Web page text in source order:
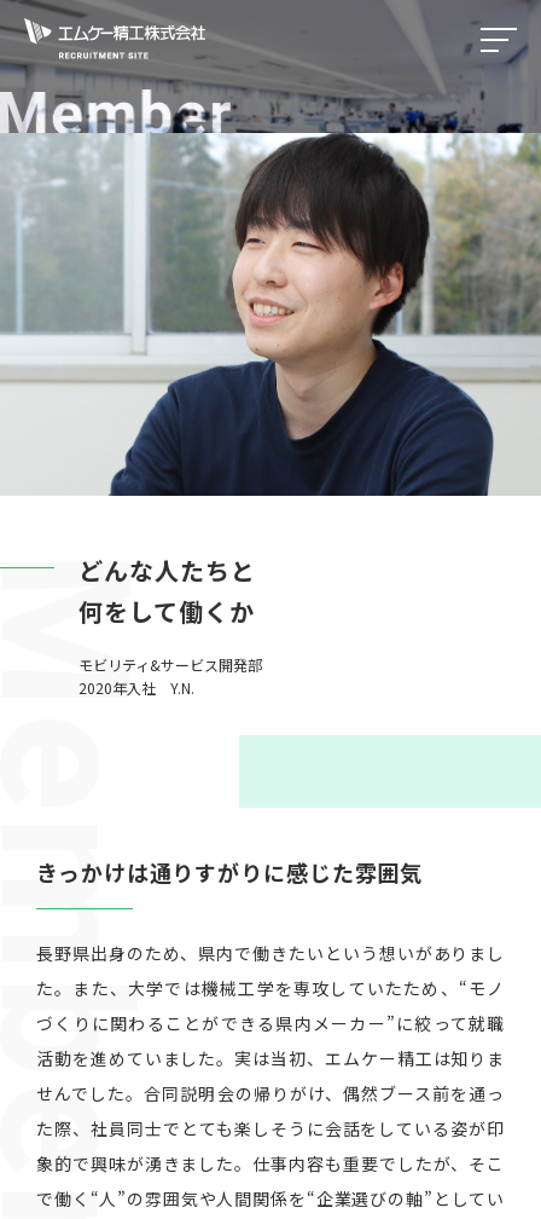
エムケー精工株式
どんな人たちと
何をして働くか
モビリティ&サービス開発部
2020年入社 Y.N.
きっかけは通りすがりに感じた雰囲気
長野県出身のため、県内で働きたいという想いがありまし
た。また、大学では機械工学を専攻していたため、“モノ
づくりに関わることができる県内メーカー”に絞って就職
活動を進めていました。実は当初、エムケー精工は知りま
せんでした。合同説明会の帰りがけ、偶然ブース前を通っ
た際、社員同士でとても楽しそうに会話をしている姿が印
象的で興味が湧きました。仕事内容も重要でしたが、そこ
で働く“人”の雰囲気や人間関係を“企業選びの軸”としてい